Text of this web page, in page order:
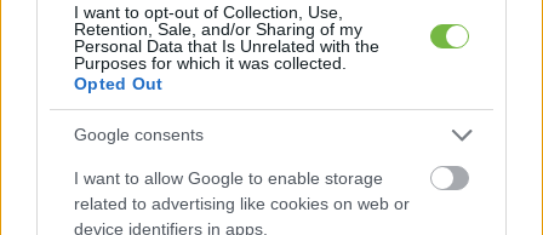
I want to opt-out of Collection, Use,
Retention, Sale, and/or Sharing of my
Personal Data that Is Unrelated with the
Purposes for which it was collected.
Opted Out
Google consents
I want to allow Google to enable storage
related to advertising like cookies on web or
device identifiers in apps.